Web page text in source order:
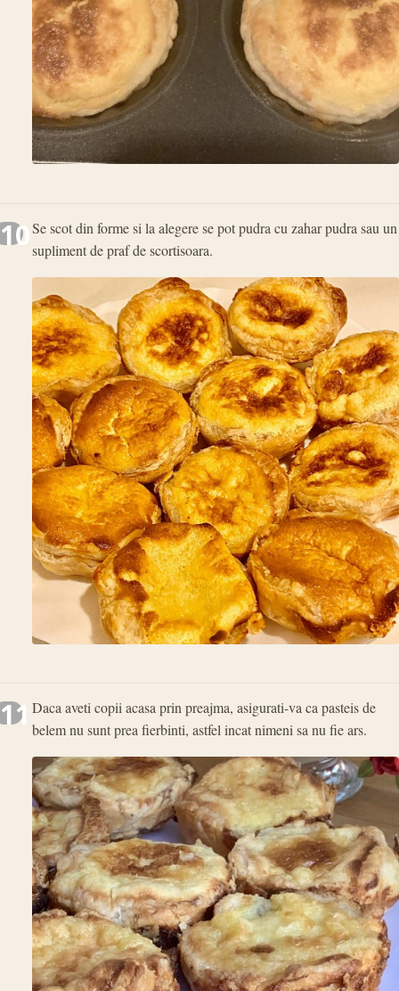
10Se scot din forme si la alegere se pot pudra cu zahar pudra sau un
supliment de praf de scortisoara.
11 Daca aveti copii acasa prin preajma, asigurati-va ca pasteis de
belem nu sunt prea fierbinti, astfel incat nimeni sa nu fie ars.